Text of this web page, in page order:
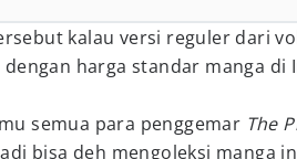
kalau versi reguler dari
harga standar manga di
semua para penggemar The
bisa deh mengoleksi manga